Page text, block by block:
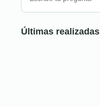
Últimas realizadas